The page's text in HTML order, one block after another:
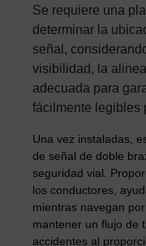
Se requiere una
determinar la
señal,
visibilidad, la
adecuada para
fácilmente legibles
Una vez instaladas,
de señal de doble
seguridad vial.
los conductores,
mientras navegan
mantener un flujo de
accidentes al